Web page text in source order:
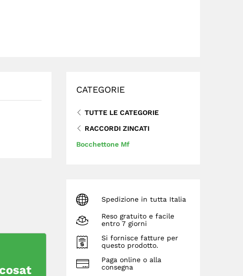
CATEGORIE
TUTTE LE CATEGORIE
RACCORDI ZINCATI
Bocchettone Mf
Spedizione in tutta Italia
Reso gratuito e facile
entro 7 giorni
Si fornisce fatture per
questo prodotto.
Paga online o alla
consegna